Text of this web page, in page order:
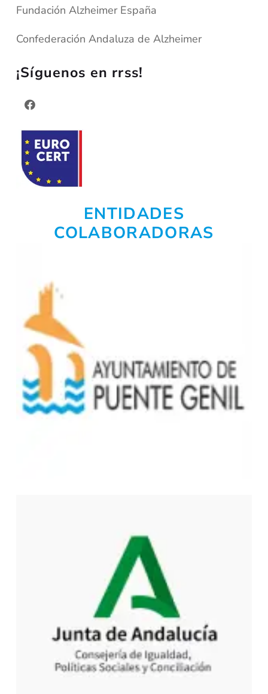
Fundación Alzheimer España
Confederación Andaluza de Alzheimer
¡Síguenos en rrss!
ENTIDADES
COLABORADORAS